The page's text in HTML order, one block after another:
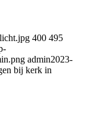
400 495
admin2023-
bij kerk in